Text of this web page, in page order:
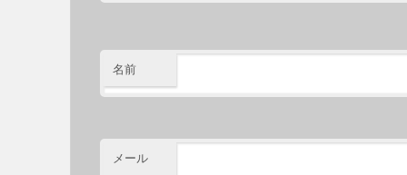
名前
メール